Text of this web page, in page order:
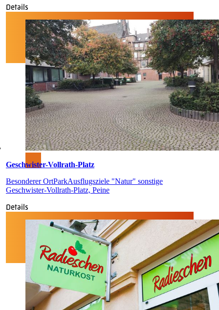
Details
Geschwister-Vollrath-Platz
Besonderer OrtParkAusflugsziele "Natur" sonstige
Geschwister-Vollrath-Platz, Peine
Details